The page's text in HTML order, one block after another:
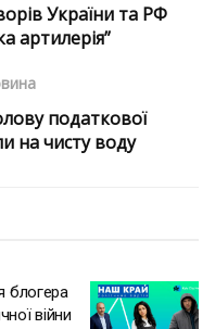
України та РФ
артилерія”
податкової
на чисту воду
блогера
війни